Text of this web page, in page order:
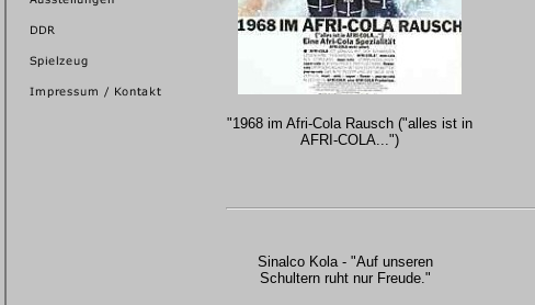
"1968 im Afri-Cola Rausch ("alles ist in
AFRI-COLA...")
Sinalco Kola - "Auf unseren
Schultern ruht nur Freude."